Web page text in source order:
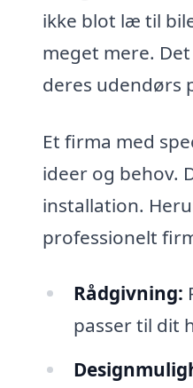
ikke blot læ til
meget mere.
deres udendørs
Et firma med
ideer og behov.
installation.
professionelt
Rådgivning:
passer til dit